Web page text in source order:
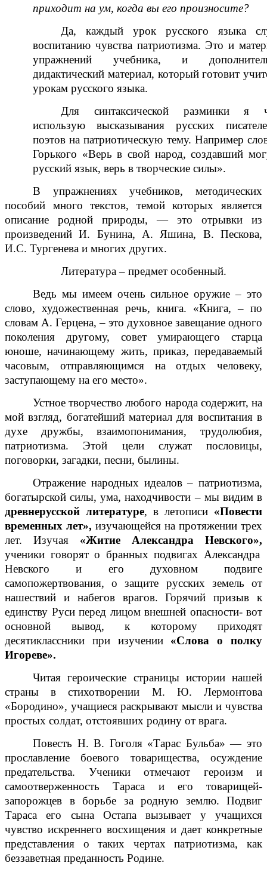
приходит на ум, когда вы его произносите?
Да, каждый урок русского языка
воспитанию чувства патриотизма. Это и
упражнений учебника, и
дидактический материал, который готовит
урокам русского языка.
Для синтаксической разминки я
использую высказывания русских
поэтов на патриотическую тему. Например
Горького «Верь в свой народ, создавший
русский язык, верь в творческие силы».
В упражнениях учебников, методических
пособий много текстов, темой которых является
описание родной природы, — это отрывки из
произведений И. Бунина, А. Яшина, В. Пескова,
И.С. Тургенева и многих других.
Литература – предмет особенный.
Ведь мы имеем очень сильное оружие – это
слово, художественная речь, книга. «Книга, – по
словам А. Герцена, – это духовное завещание одного
поколения другому, совет умирающего старца
юноше, начинающему жить, приказ, передаваемый
часовым, отправляющимся на отдых человеку,
заступающему на его место».
Устное творчество любого народа содержит, на
мой взгляд, богатейший материал для воспитания в
духе дружбы, взаимопонимания, трудолюбия,
патриотизма. Этой цели служат пословицы,
поговорки, загадки, песни, былины.
Отражение народных идеалов – патриотизма,
богатырской силы, ума, находчивости – мы видим в
древнерусской литературе, в летописи «Повести
временных лет», изучающейся на протяжении трех
лет. Изучая «Житие Александра Невского»,
ученики говорят о бранных подвигах Александра
Невского и его духовном подвиге
самопожертвования, о защите русских земель от
нашествий и набегов врагов. Горячий призыв к
единству Руси перед лицом внешней опасности- вот
основной вывод, к которому приходят
десятиклассники при изучении «Слова о полку
Игореве».
Читая героические страницы истории нашей
страны в стихотворении М. Ю. Лермонтова
«Бородино», учащиеся раскрывают мысли и чувства
простых солдат, отстоявших родину от врага.
Повесть Н. В. Гоголя «Тарас Бульба» — это
прославление боевого товарищества, осуждение
предательства. Ученики отмечают героизм и
самоотверженность Тараса и его товарищей-
запорожцев в борьбе за родную землю. Подвиг
Тараса его сына Остапа вызывает у учащихся
чувство искреннего восхищения и дает конкретные
представления о таких чертах патриотизма, как
беззаветная преданность Родине.